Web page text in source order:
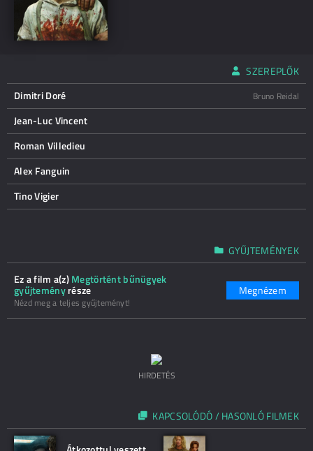
SZEREPLŐK
Dimitri Doré
Bruno Reidal
Jean-Luc Vincent
Roman Villedieu
Alex Fanguin
Tino Vigier
GYŰJTEMÉNYEK
Ez a film a(z)Megtörtént bűnügyek
gyűjteményrésze
Nézd meg a teljes gyűjteményt!
Megnézem
HIRDETÉS
KAPCSOLÓDÓ / HASONLÓ FILMEK